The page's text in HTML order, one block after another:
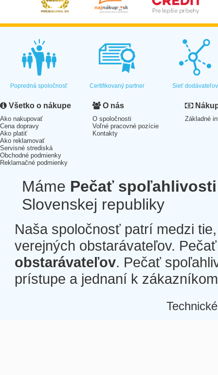
Popredná spoločnosť Certifikovaný partner Sieť dodávateľov
Všetko o nákupe
Ako nakupovať
Cena dopravy
Ako platiť
Ako reklamovať
Servisné strediská
Obchodné podmienky
Reklamačné podmienky
O nás
O spoločnosti
Voľné pracovné pozície
Kontakty
Základné
Máme Pečať spoľahlivosti
Slovenskej republiky
Naša spoločnosť patrí medzi
verejných obstarávateľov.
obstarávateľov. Pečať
prístupe a jednaní k